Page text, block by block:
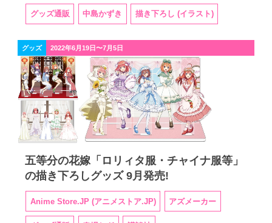
グッズ通販 中島かずき 描き下ろし (イラスト)
グッズ 2022年6月19日〜7月5日
五等分の花嫁「ロリィタ服・チャイナ服等」
の描き下ろしグッズ 9月発売!
Anime Store.JP (アニメストア.JP) アズメーカー